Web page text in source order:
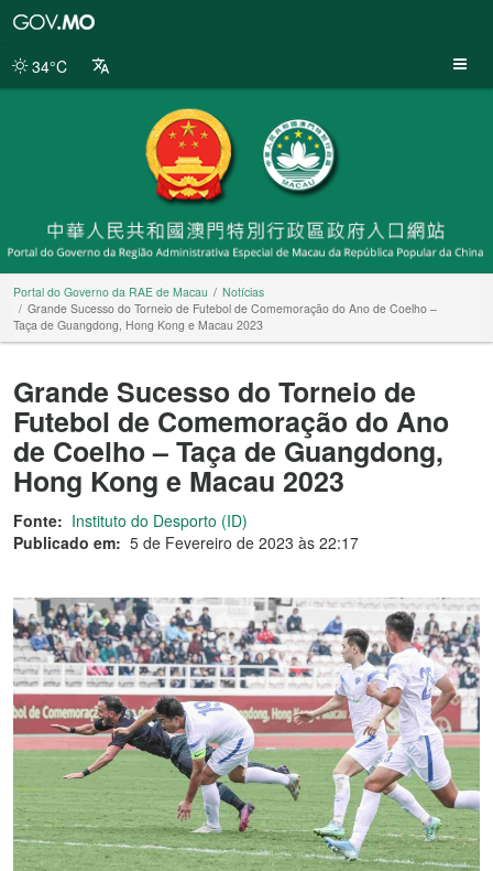
da
34°C
Portal do Governo da RAE de Macau
Notícias
Grande Sucesso do Torneio de Futebol de Comemoração do Ano de Coelho –
Taça de Guangdong, Hong Kong e Macau 2023
Grande Sucesso do Torneio de
Futebol de Comemoração do Ano
de Coelho – Taça de Guangdong,
Hong Kong e Macau 2023
Fonte: Instituto do Desporto (ID)
Publicado em: 5 de Fevereiro de 2023 às 22:17